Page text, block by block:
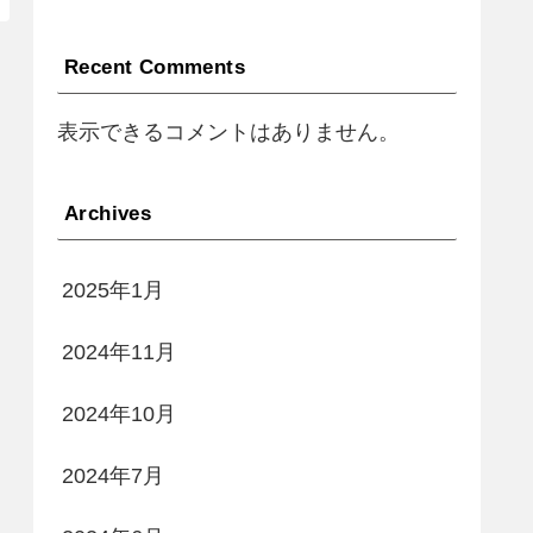
Recent Comments
表示できるコメントはありません。
Archives
2025年1月
2024年11月
2024年10月
2024年7月